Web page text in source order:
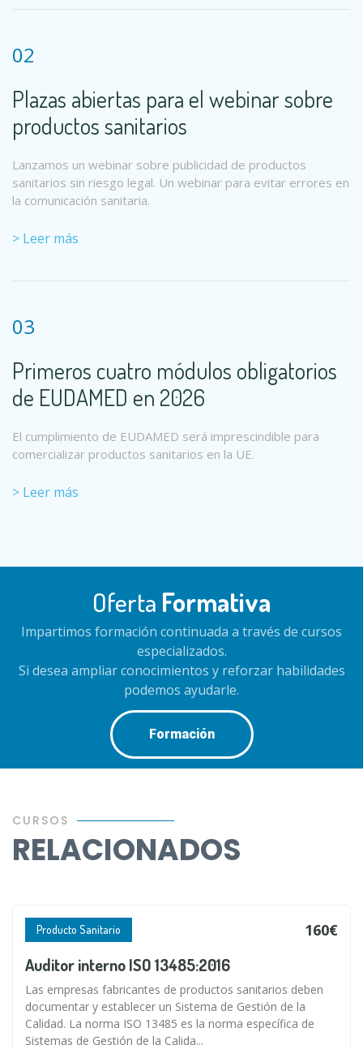
02
Plazas abiertas para el webinar sobre
productos sanitarios
Lanzamos un webinar sobre publicidad de productos
sanitarios sin riesgo legal. Un webinar para evitar errores en
la comunicación sanitaria.
> Leer más
03
Primeros cuatro módulos obligatorios
de EUDAMED en 2026
El cumplimiento de EUDAMED será imprescindible para
comercializar productos sanitarios en la UE.
> Leer más
Oferta Formativa
Impartimos formación continuada a través de cursos
especializados.
Si desea ampliar conocimientos y reforzar habilidades
podemos ayudarle.
Formación
CURSOS
RELACIONADOS
Producto Sanitario 160€
Auditor interno ISO 13485:2016
Las empresas fabricantes de productos sanitarios deben
documentar y establecer un Sistema de Gestión de la
Calidad. La norma ISO 13485 es la norma específica de
Sistemas de Gestión de la Calida...